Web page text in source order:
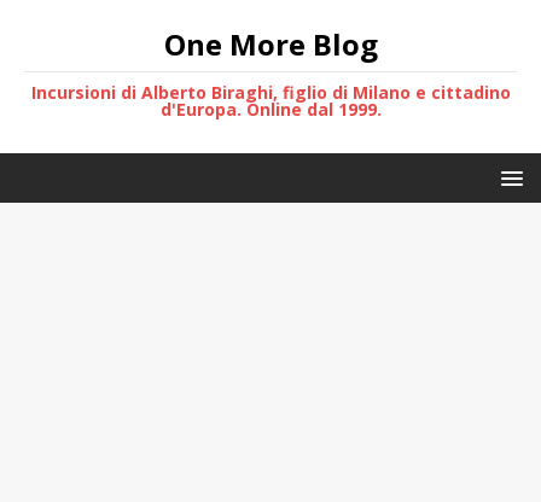
One More Blog
Incursioni di Alberto Biraghi, figlio di Milano e cittadino
d'Europa. Online dal 1999.